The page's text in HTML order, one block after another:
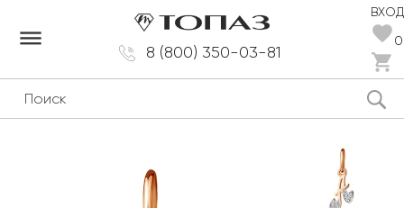
8 (800) 350-03-81
ВХОД
0
dehaze